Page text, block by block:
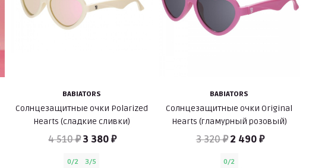
BABIATORS
Солнцезащитные очки Polarized
Hearts (сладкие сливки)
4 510 ₽3 380 ₽
0/2 3/5
BABIATORS
Солнцезащитные очки Original
Hearts (гламурный розовый)
3 320 ₽ 2 490 ₽
0/2